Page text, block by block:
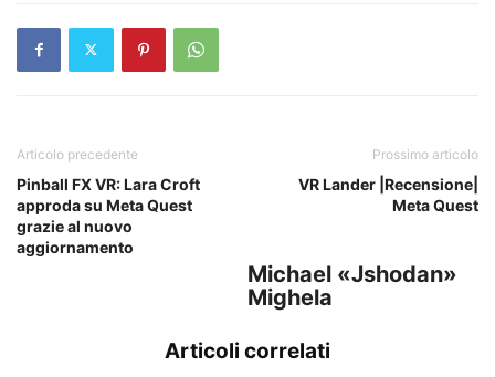
Articolo precedente
Pinball FX VR: Lara Croft
approda su Meta Quest
grazie al nuovo
aggiornamento
Prossimo articolo
VR Lander |Recensione|
Meta Quest
Michael «Jshodan»
Mighela
Articoli correlati